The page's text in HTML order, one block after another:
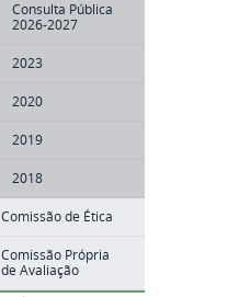
Consulta Pública
2026-2027
2023
2020
2019
2018
Comissão de Ética
Comissão Própria
de Avaliação